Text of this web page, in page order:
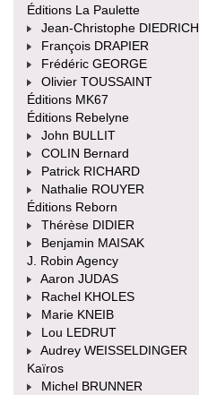
Éditions La Paulette
Jean-Christophe DIEDRICH
François DRAPIER
Frédéric GEORGE
Olivier TOUSSAINT
Éditions MK67
Éditions Rebelyne
John BULLIT
COLIN Bernard
Patrick RICHARD
Nathalie ROUYER
Éditions Reborn
Thérèse DIDIER
Benjamin MAISAK
J. Robin Agency
Aaron JUDAS
Rachel KHOLES
Marie KNEIB
Lou LEDRUT
Audrey WEISSELDINGER
Kaïros
Michel BRUNNER